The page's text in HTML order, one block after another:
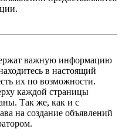
важную информацию
в настоящий
их по возможности.
каждой страницы
Так же, как и с
на создание объявлений